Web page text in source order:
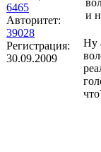
6465
Авторитет:
39028
Регистрация:
30.09.2009
и
Ну